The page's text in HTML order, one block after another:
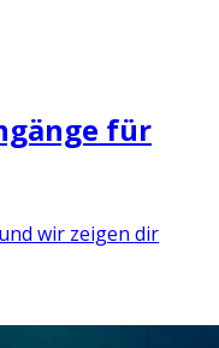
für
wir zeigen dir